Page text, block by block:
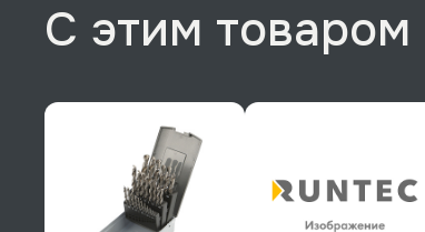
С этим товаром